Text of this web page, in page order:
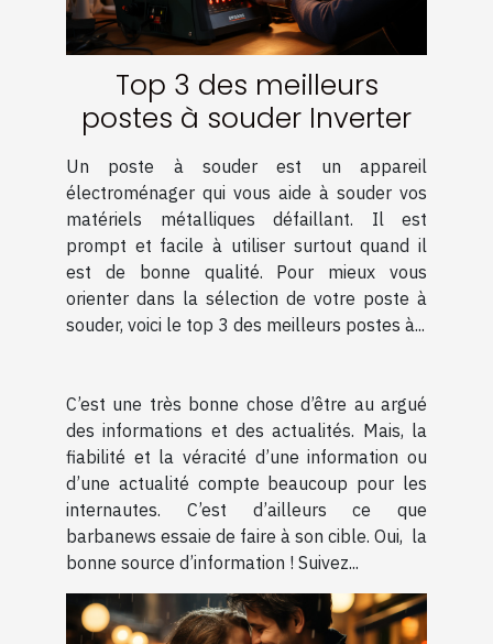
Top 3 des meilleurs
postes à souder Inverter
Un poste à souder est un appareil
électroménager qui vous aide à souder vos
matériels métalliques défaillant. Il est
prompt et facile à utiliser surtout quand il
est de bonne qualité. Pour mieux vous
orienter dans la sélection de votre poste à
souder, voici le top 3 des meilleurs postes à...
C’est une très bonne chose d’être au argué
des informations et des actualités. Mais, la
fiabilité et la véracité d’une information ou
d’une actualité compte beaucoup pour les
internautes. C’est d’ailleurs ce que
barbanews essaie de faire à son cible. Oui, la
bonne source d’information ! Suivez...